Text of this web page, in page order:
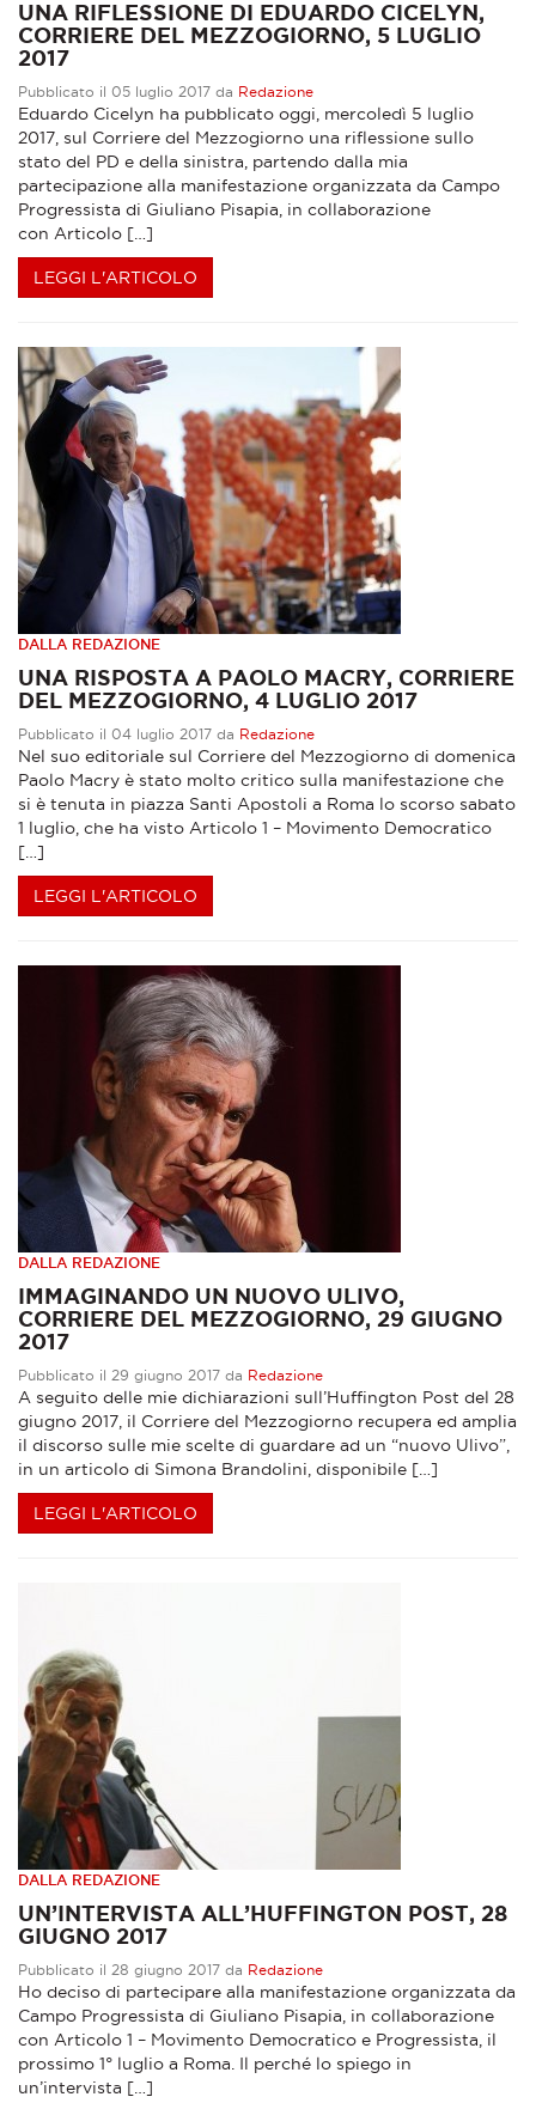
UNA RIFLESSIONE DI EDUARDO CICELYN,
CORRIERE DEL MEZZOGIORNO, 5 LUGLIO
2017
Pubblicato il 05 luglio 2017 da Redazione
Eduardo Cicelyn ha pubblicato oggi, mercoledì 5 luglio
2017, sul Corriere del Mezzogiorno una riflessione sullo
stato del PD e della sinistra, partendo dalla mia
partecipazione alla manifestazione organizzata da Campo
Progressista di Giuliano Pisapia, in collaborazione
con Articolo […]
LEGGI L'ARTICOLO
DALLA REDAZIONE
UNA RISPOSTA A PAOLO MACRY, CORRIERE
DEL MEZZOGIORNO, 4 LUGLIO 2017
Pubblicato il 04 luglio 2017 da Redazione
Nel suo editoriale sul Corriere del Mezzogiorno di domenica
Paolo Macry è stato molto critico sulla manifestazione che
si è tenuta in piazza Santi Apostoli a Roma lo scorso sabato
1 luglio, che ha visto Articolo 1 – Movimento Democratico
[…]
LEGGI L'ARTICOLO
DALLA REDAZIONE
IMMAGINANDO UN NUOVO ULIVO,
CORRIERE DEL MEZZOGIORNO, 29 GIUGNO
2017
Pubblicato il 29 giugno 2017 da Redazione
A seguito delle mie dichiarazioni sull’Huffington Post del 28
giugno 2017, il Corriere del Mezzogiorno recupera ed amplia
il discorso sulle mie scelte di guardare ad un “nuovo Ulivo”,
in un articolo di Simona Brandolini, disponibile […]
LEGGI L'ARTICOLO
DALLA REDAZIONE
UN’INTERVISTA ALL’HUFFINGTON POST, 28
GIUGNO 2017
Pubblicato il 28 giugno 2017 da Redazione
Ho deciso di partecipare alla manifestazione organizzata da
Campo Progressista di Giuliano Pisapia, in collaborazione
con Articolo 1 – Movimento Democratico e Progressista, il
prossimo 1° luglio a Roma. Il perché lo spiego in
un’intervista […]